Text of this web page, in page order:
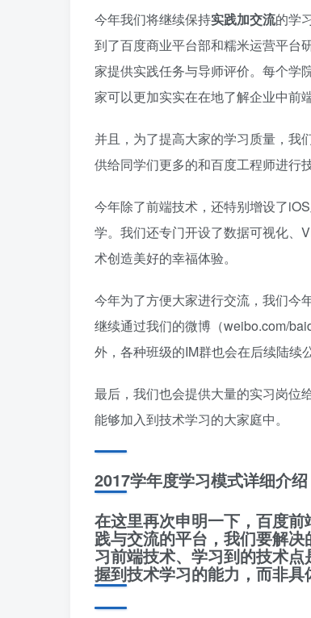
今年我们将继续保持实践加交流的学
到了百度商业平台部和糯米运营平台
家提供实践任务与导师评价。每个学
家可以更加实实在在地了解企业中前
并且，为了提高大家的学习质量，我
供给同学们更多的和百度工程师进行
今年除了前端技术，还特别增设了
学。我们还专门开设了数据可视化、
术创造美好的幸福体验。
今年为了方便大家进行交流，我们今
继续通过我们的微博（weibo.com/
外，各种班级的IM群也会在后续陆续公
最后，我们也会提供大量的实习岗位
能够加入到技术学习的大家庭中。
2017学年度学习模式详细介绍
在这里再次申明一下，百度
践与交流的平台，我们要解
习前端技术、学习到的技术
握到技术学习的能力，而非具